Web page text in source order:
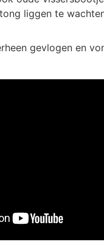
liggen te
gevlogen en